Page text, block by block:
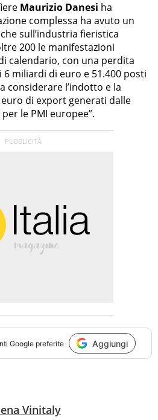
Maurizio Danesi ha
complessa ha avuto un
sull’industria fieristica
200 le manifestazioni
calendario, con una perdita
6 miliardi di euro e 51.400 posti
considerare l’indotto e la
di export generati dalle
le PMI europee”.
Google preferite Aggiungi
Vinitaly